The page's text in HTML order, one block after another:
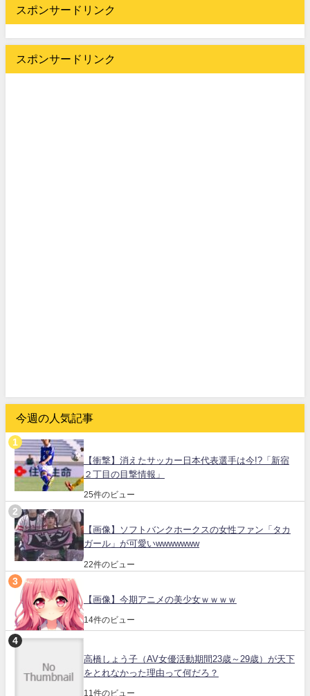
スポンサードリンク
スポンサードリンク
今週の人気記事
【衝撃】消えたサッカー日本代表選手は今!?「新宿
２丁目の目撃情報」
25件のビュー
【画像】ソフトバンクホークスの女性ファン「タカ
ガール」が可愛いwwwwwww
22件のビュー
【画像】今期アニメの美少女ｗｗｗｗ
14件のビュー
高橋しょう子（AV女優活動期間23歳～29歳）が天下
をとれなかった理由って何だろ？
11件のビュー